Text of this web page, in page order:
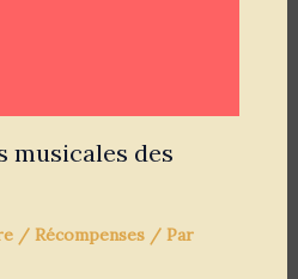
musicales des
/ Récompenses/ Par